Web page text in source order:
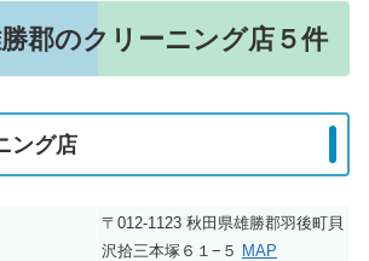
郡のクリーニング店５件
ング店
〒012-1123 秋田県雄勝郡羽後町貝
沢拾三本塚６１−５ MAP